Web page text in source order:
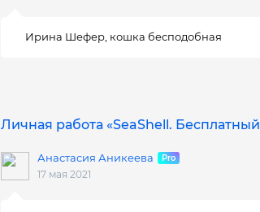
Ирина Шефер, кошка бесподобная
Личная работа «SeaShell.
Анастасия Аникеева
17 мая 2021